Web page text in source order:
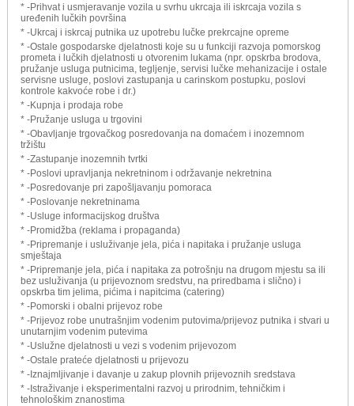
* -Prihvat i usmjeravanje vozila u svrhu ukrcaja ili iskrcaja vozila s
uređenih lučkih površina
* -Ukrcaj i iskrcaj putnika uz upotrebu lučke prekrcajne opreme
* -Ostale gospodarske djelatnosti koje su u funkciji razvoja pomorskog
prometa i lučkih djelatnosti u otvorenim lukama (npr. opskrba brodova,
pružanje usluga putnicima, tegljenje, servisi lučke mehanizacije i ostale
servisne usluge, poslovi zastupanja u carinskom postupku, poslovi
kontrole kakvoće robe i dr.)
* -Kupnja i prodaja robe
* -Pružanje usluga u trgovini
* -Obavljanje trgovačkog posredovanja na domaćem i inozemnom
tržištu
* -Zastupanje inozemnih tvrtki
* -Poslovi upravljanja nekretninom i održavanje nekretnina
* -Posredovanje pri zapošljavanju pomoraca
* -Poslovanje nekretninama
* -Usluge informacijskog društva
* -Promidžba (reklama i propaganda)
* -Pripremanje i usluživanje jela, pića i napitaka i pružanje usluga
smještaja
* -Pripremanje jela, pića i napitaka za potrošnju na drugom mjestu sa ili
bez usluživanja (u prijevoznom sredstvu, na priredbama i slično) i
opskrba tim jelima, pićima i napitcima (catering)
* -Pomorski i obalni prijevoz robe
* -Prijevoz robe unutrašnjim vodenim putovima/prijevoz putnika i stvari u
unutarnjim vodenim putevima
* -Uslužne djelatnosti u vezi s vodenim prijevozom
* -Ostale prateće djelatnosti u prijevozu
* -Iznajmljivanje i davanje u zakup plovnih prijevoznih sredstava
* -Istraživanje i eksperimentalni razvoj u prirodnim, tehničkim i
tehnološkim znanostima